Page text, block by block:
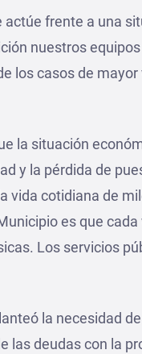
actúe frente a una
nuestros
los casos de mayor
la situación
y la pérdida de
vida cotidiana de
es que
Los servicios
la necesidad
las deudas con la